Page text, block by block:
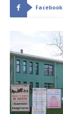
Facebook